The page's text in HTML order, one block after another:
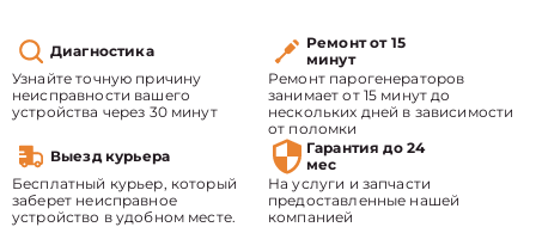
Диагностика
Узнайте точную причину
неисправности вашего
устройства через 30 минут
Ремонт от 15
минут
Ремонт парогенераторов
занимает от 15 минут до
нескольких дней в зависимости
от поломки
Выезд курьера
Бесплатный курьер, который
заберет неисправное
устройство в удобном месте.
Гарантия до 24
мес
На услуги и запчасти
предоставленные нашей
компанией